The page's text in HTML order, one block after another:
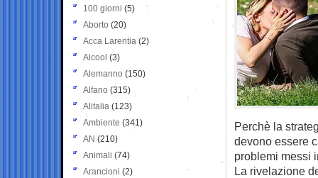
Perchè la
devono essere
problemi messi
La rivelazione
100 giorni (5)
Aborto (20)
Acca Larentia (2)
Alcool (3)
Alemanno (150)
Alfano (315)
Alitalia (123)
Ambiente (341)
AN (210)
Animali (74)
Arancioni (2)